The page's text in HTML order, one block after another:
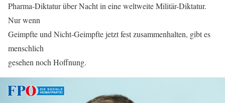
Pharma-Diktatur über Nacht in eine weltweite Militär-Diktatur.
Nur wenn
Geimpfte und Nicht-Geimpfte jetzt fest zusammenhalten, gibt es
menschlich
gesehen noch Hoffnung.